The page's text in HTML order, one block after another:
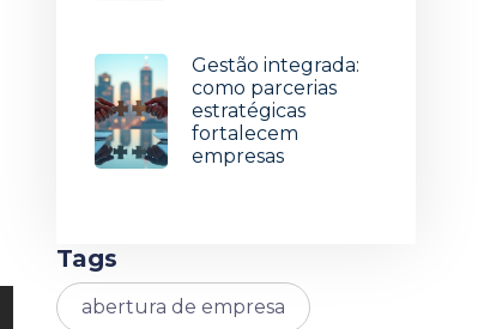
Gestão integrada:
como parcerias
estratégicas
fortalecem
empresas
Tags
abertura de empresa